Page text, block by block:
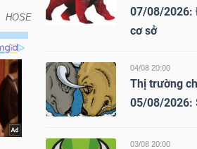
HOSE
07/08/2026:
cơ sở
04/08 20:00
Thị trường
05/08/2026:
03/08 20:00